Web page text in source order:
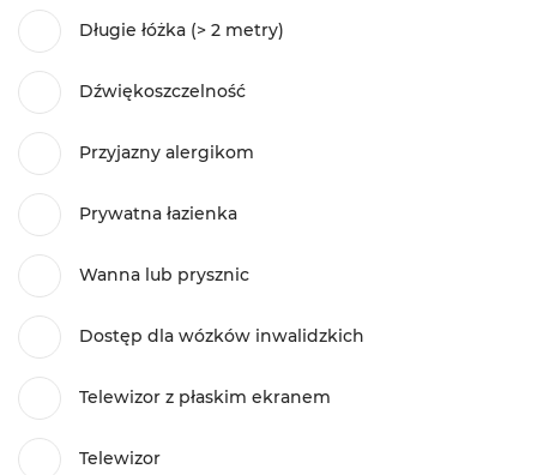
Długie łóżka (> 2 metry)
Dźwiękoszczelność
Przyjazny alergikom
Prywatna łazienka
Wanna lub prysznic
Dostęp dla wózków inwalidzkich
Telewizor z płaskim ekranem
Telewizor